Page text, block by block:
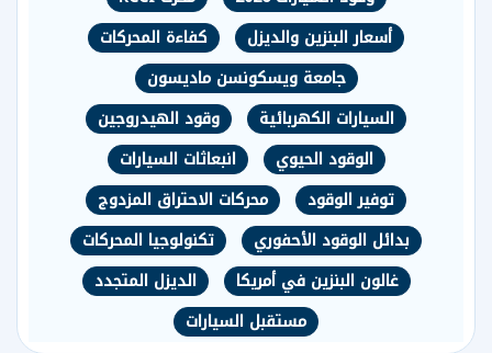
أسعار البنزين والديزل
كفاءة المحركات
جامعة ويسكونسن ماديسون
السيارات الكهربائية
وقود الهيدروجين
الوقود الحيوي
انبعاثات السيارات
توفير الوقود
محركات الاحتراق المزدوج
بدائل الوقود الأحفوري
تكنولوجيا المحركات
غالون البنزين في أمريكا
الديزل المتجدد
مستقبل السيارات